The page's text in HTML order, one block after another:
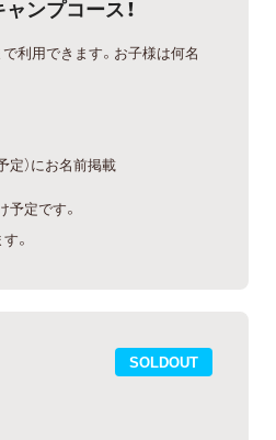
ンプコース！
で利用できます。お子様は何名
定）にお名前掲載
予定です。
。
SOLDOUT